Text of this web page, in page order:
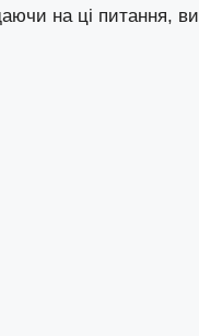
на ці питання, ви